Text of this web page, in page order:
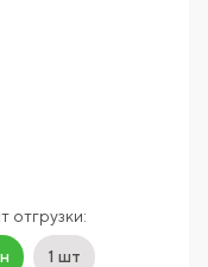
отгрузки:
1 шт